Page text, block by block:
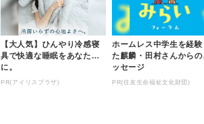
【大人気】ひんやり冷感寝
具で快適な睡眠をあなた
に。
PR(アイリスプラザ)
ホームレス中学生を経験
た麒麟・田村さんからの
ッセージ
PR(住友生命福祉文化財団)